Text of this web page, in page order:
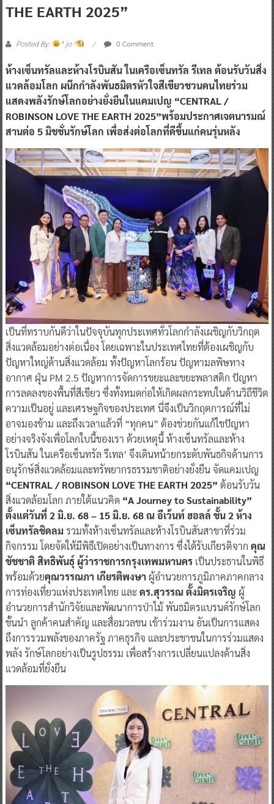
THE EARTH 2025”
Posted By: ^ jo ^ 0 Comment
ห้างเซ็นทรัลและห้างโรบินสัน ในเครือเซ็นทรัล รีเทล ต้อนรับวันสิ่ง
แวดล้อมโลก ผนึกกำลังพันธมิตรหัวใจสีเขียวชวนคนไทยร่วม
แสดงพลังรักษ์โลกอย่างยั่งยืนในแคมเปญ “CENTRAL /
ROBINSON LOVE THE EARTH 2025”พร้อมประกาศเจตนารมณ์
สานต่อ 5 มิชชั่นรักษ์โลก เพื่อส่งต่อโลกที่ดีขึ้นแก่คนรุ่นหลัง
เป็นที่ทราบกันดีว่าในปัจจุบันทุกประเทศทั่วโลกกำลังเผชิญกับวิกฤต
สิ่งแวดล้อมอย่างต่อเนื่อง โดยเฉพาะในประเทศไทยที่ต้องเผชิญกับ
ปัญหาใหญ่ด้านสิ่งแวดล้อม ทั้งปัญหาโลกร้อน ปัญหามลพิษทาง
อากาศ ฝุ่น PM 2.5 ปัญหาการจัดการขยะและขยะพลาสติก ปัญหา
การลดลงของพื้นที่สีเขียว ซึ่งทั้งหมดก่อให้เกิดผลกระทบในด้านวิถีชีวิต
ความเป็นอยู่ และเศรษฐกิจของประเทศ นี่จึงเป็นวิกฤตการณ์ที่ไม่
อาจมองข้าม และถึงเวลาแล้วที่ “ทุกคน” ต้องช่วยกันแก้ไขปัญหา
อย่างจริงจังเพื่อโลกใบนี้ของเรา ด้วยเหตุนี้ ห้างเซ็นทรัลและห้าง
โรบินสัน ในเครือเซ็นทรัล รีเทล’ จึงเดินหน้ายกระดับพันธกิจด้านการ
อนุรักษ์สิ่งแวดล้อมและทรัพยากรธรรมชาติอย่างยั่งยืน จัดแคมเปญ
“CENTRAL / ROBINSON LOVE THE EARTH 2025” ต้อนรับวัน
สิ่งแวดล้อมโลก ภายใต้แนวคิด “A Journey to Sustainability”
ตั้งแต่วันที่ 2 มิ.ย. 68 – 15 มิ.ย. 68 ณ อีเว้นท์ ฮอลล์ ชั้น 2 ห้าง
เซ็นทรัลชิดลม รวมทั้งห้างเซ็นทรัลและห้างโรบินสันสาขาที่ร่วม
กิจกรรม โดยจัดให้มีพิธีเปิดอย่างเป็นทางการ ซึ่งได้รับเกียรติจาก คุณ
ชัชชาติ สิทธิพันธุ์ ผู้ว่าราชการกรุงเทพมหานครเป็นประธานในพิธี
พร้อมด้วยคุณวรรณภา เกียรติพงษาผู้อำนวยการภูมิภาคภาคกลาง
การท่องเที่ยวแห่งประเทศไทย และดร.สุวรรณ ตั้งมิตรเจริญ ผู้
อำนวยการสำนักวิจัยและพัฒนาการป่าไม้ พันธมิตรแบรนด์รักษ์โลก
ชั้นนำ ลูกค้าคนสำคัญ และสื่อมวลชน เข้าร่วมงาน อันเป็นการแสดง
ถึงการรวมพลังของภาครัฐ ภาคธุรกิจ และประชาชนในการร่วมแสดง
พลัง รักษ์โลกอย่างเป็นรูปธรรม เพื่อสร้างการเปลี่ยนแปลงด้านสิ่ง
แวดล้อมที่ยั่งยืน